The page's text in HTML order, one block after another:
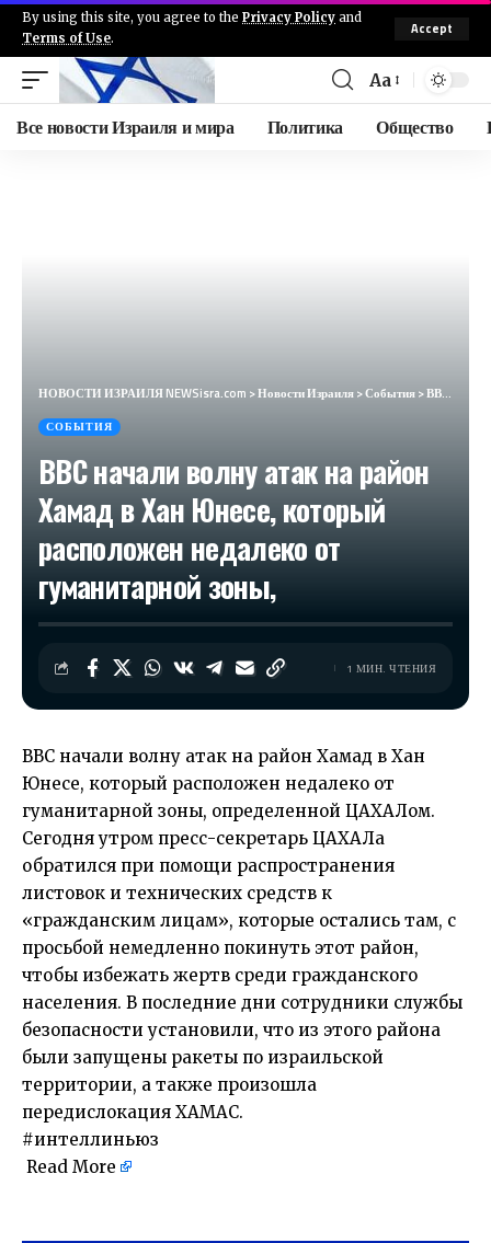
By using this site, you agree to the Privacy Policy and
Terms of Use.
Accept
Aa
Все новости Израиля и мира Политика Общество
НОВОСТИ ИЗРАИЛЯ NEWSisra.com >Новости Израиля>События>ВВС начали волну атак на район Хамад в Хан Юнесе, который расположен недалеко от гуманитарной зоны,
СОБЫТИЯ
ВВС начали волну атак на район
Хамад в Хан Юнесе, который
расположен недалеко от
гуманитарной зоны,
1 МИН. ЧТЕНИЯ
ВВС начали волну атак на район Хамад в Хан
Юнесе, который расположен недалеко от
гуманитарной зоны, определенной ЦАХАЛом.
Сегодня утром пресс-секретарь ЦАХАЛа
обратился при помощи распространения
листовок и технических средств к
«гражданским лицам», которые остались там, с
просьбой немедленно покинуть этот район,
чтобы избежать жертв среди гражданского
населения. В последние дни сотрудники службы
безопасности установили, что из этого района
были запущены ракеты по израильской
территории, а также произошла
передислокация ХАМАС.
#интеллиньюз
Read More